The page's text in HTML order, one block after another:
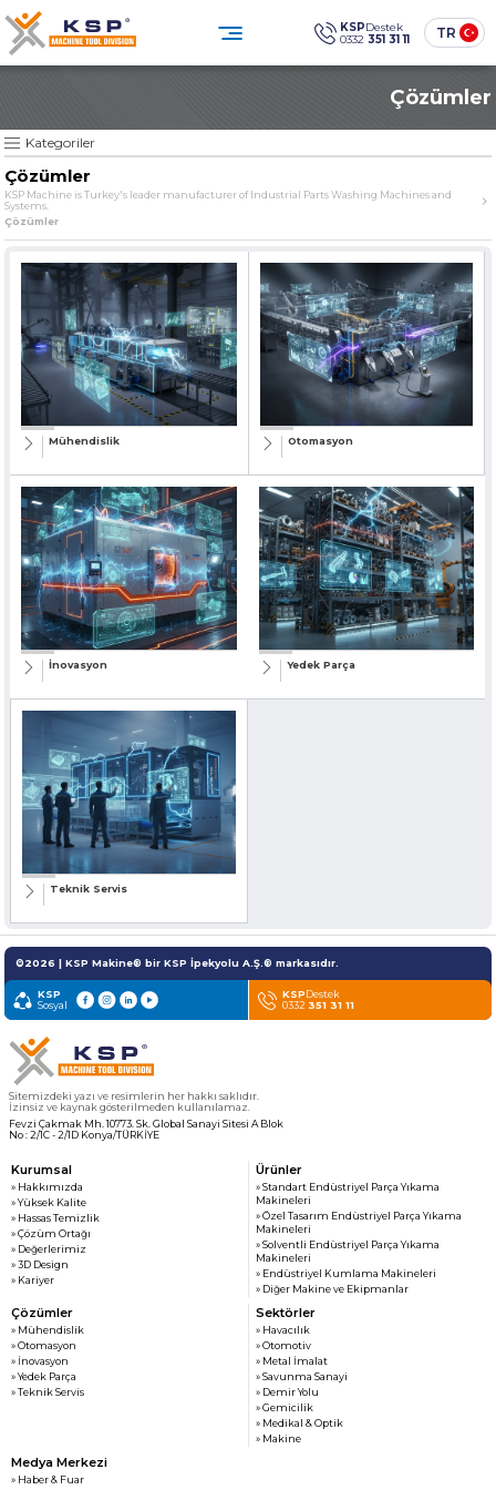
×
Endüstriyel temizlikte güven,
teknoloji ve sürdürülebilirlik.
ÜRÜN GRUPLARIMIZ
» Standart Endüstriyel Parça Yıkama Makineleri
» Özel Tasarım Endüstriyel Parça Yıkama Makineleri
» Solventli Endüstriyel Parça Yıkama Makineleri
» Endüstriyel Kumlama Makineleri
» Diğer Makine ve Ekipmanlar
Ürünler
Çözümler
Sektörler
Medya Merkezi
İletişim
Tüm hakkı saklıdır. Sitemizde kullanılan tüm içerik ve görseller
KSP Machine'a ait olup izinsiz kullanımı hukuki yaptırıma tabidir.
KSPDestek
0332 351 31 11 TR
Çözümler
×
KSP MACHINEKATEGORİLER
» Diğer Makine ve Ekipmanlar
» Tüm Ürünler
SINCE
The quality is our
Sine qua non
principle
TOOL DIVISIONKSP MACHINE
» Hakkımızda
» Yüksek Kalite
» Hassas Temizlik
» Çözüm Ortağı
» Değerlerimiz
» Kurumsal
» Çözümler
» Sektörler
» Medya Merkezi
» Referanslar
» 3D Design
» Üretim
» Kariyer
» İletişim
customers
KSP MACHINEMEDYA
» Haber & Fuar
» Katalog & Belgeler
» Foto Galeri
» Video Galeri
Kategoriler
Çözümler
KSP Machine is Turkey's leader manufacturer of Industrial Parts Washing Machines and
Systems.
Çözümler
Mühendislik Otomasyon
İnovasyon Yedek Parça
Teknik Servis
©2026 | KSP Makine® bir KSP İpekyolu A.Ş.® markasıdır.
KSP
Sosyal
KSPDestek
0332 351 31 11
Sitemizdeki yazı ve resimlerin her hakkı saklıdır.
İzinsiz ve kaynak gösterilmeden kullanılamaz.
Fevzi Çakmak Mh. 10773. Sk. Global Sanayi Sitesi A Blok
No : 2/1C - 2/1D Konya/TÜRKİYE
Kurumsal
» Hakkımızda
» Yüksek Kalite
» Hassas Temizlik
» Çözüm Ortağı
» Değerlerimiz
» 3D Design
» Kariyer
Ürünler
» Standart Endüstriyel Parça Yıkama
Makineleri
» Özel Tasarım Endüstriyel Parça Yıkama
Makineleri
» Solventli Endüstriyel Parça Yıkama
Makineleri
» Endüstriyel Kumlama Makineleri
» Diğer Makine ve Ekipmanlar
Çözümler
» Mühendislik
» Otomasyon
» İnovasyon
» Yedek Parça
» Teknik Servis
Sektörler
» Havacılık
» Otomotiv
» Metal İmalat
» Savunma Sanayi
» Demir Yolu
» Gemicilik
» Medikal & Optik
» Makine
Medya Merkezi
» Haber & Fuar